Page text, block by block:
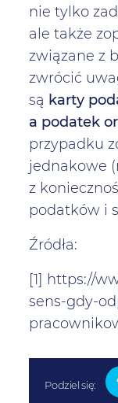
nie tylko
ale także
związane z
zwrócić
są karty
a podatek
przypadku
jednakowe
z
podatków i
Źródła:
[1] https://
sens-gdy-
Podziel się: